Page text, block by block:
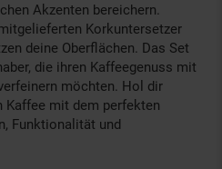
Akzenten bereichern.
Korkuntersetzer
deine Oberflächen. Das Set
die ihren Kaffeegenuss mit
möchten. Hol dir
Kaffee mit dem perfekten
Funktionalität und